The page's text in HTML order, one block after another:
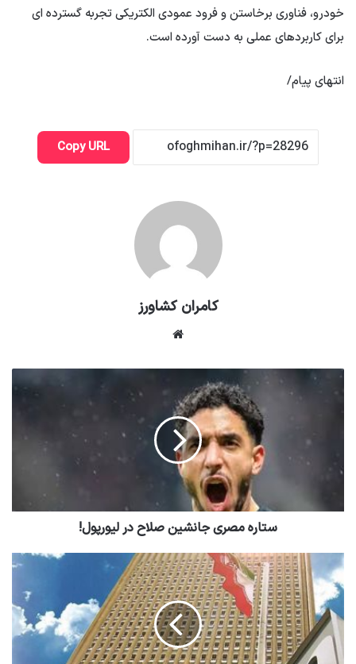
خودرو، فناوری برخاستن و فرود عمودی الکتریکی تجربه گسترده ای
برای کاربردهای عملی به دست آورده است.
انتهای پیام/
Copy URL
کامران کشاورز
ستاره مصری جانشین صلاح در لیورپول!